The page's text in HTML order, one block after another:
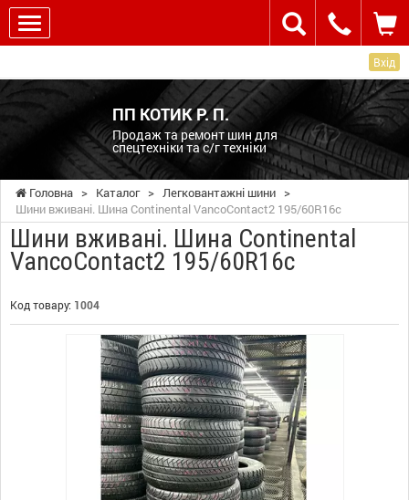
Вхід
ПП КОТИК Р. П.
Продаж та ремонт шин для
спецтехніки та с/г техніки
Головна > Каталог > Легковантажні шини >
Шини вживані. Шина Continental VancoContact2 195/60R16c
Шини вживані. Шина Continental
VancoContact2 195/60R16c
Код товару: 1004